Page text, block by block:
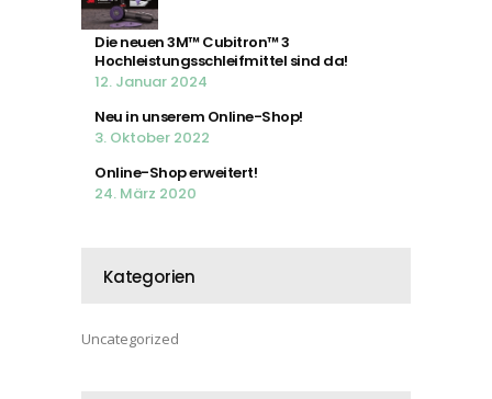
Die neuen 3M™ Cubitron™ 3
Hochleistungsschleifmittel sind da!
12. Januar 2024
Neu in unserem Online-Shop!
3. Oktober 2022
Online-Shop erweitert!
24. März 2020
Kategorien
Uncategorized